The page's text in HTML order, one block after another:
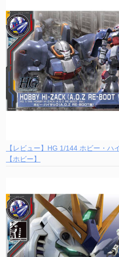
【レビュー】HG 1/144 ホビー・
【ホビー】